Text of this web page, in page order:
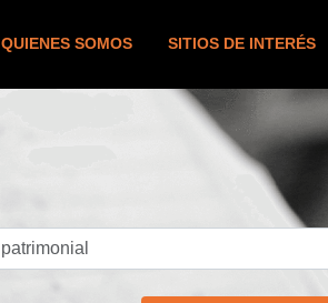
QUIENES SOMOS SITIOS DE INTERÉS